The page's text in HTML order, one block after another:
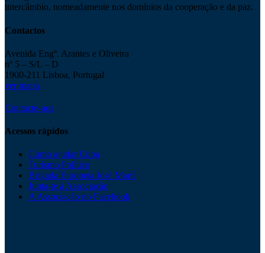
intercâmbio, nomeadamente nos domínios da cooperação e da paz.
Contactos
Avenida Engº. Arantes e Oliveira
nº 5 – S/L – D
1900-211 Lisboa, Portugal
ver mapa
Contacte-nos
Acessos rápidos
Como ajudar Cuba
Turismo Político
Brigada Europeia José Martí
Junta-te à Associação
A Associação no Facebook